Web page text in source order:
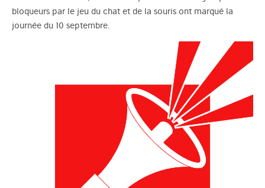
bloqueurs par le jeu du chat et de la souris ont marqué la
journée du 10 septembre.